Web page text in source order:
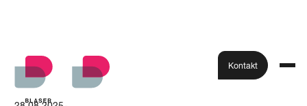
Kontakt